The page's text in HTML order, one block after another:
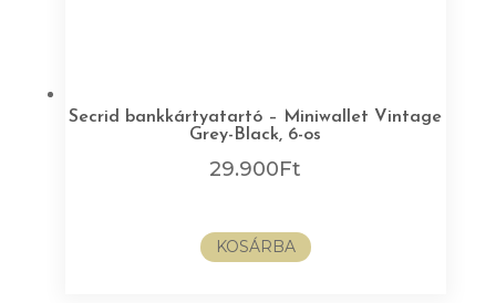
Secrid bankkártyatartó – Miniwallet Vintage
Grey-Black, 6-os
29.900Ft
KOSÁRBA